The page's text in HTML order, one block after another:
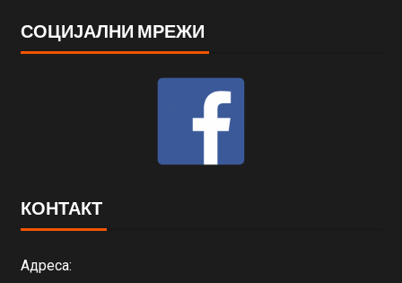
СОЦИЈАЛНИ МРЕЖИ
КОНТАКТ
Адреса: